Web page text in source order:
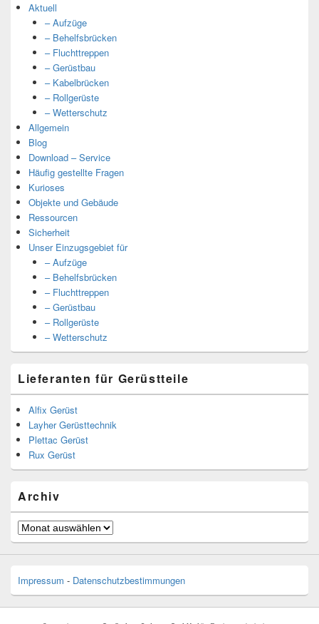
Aktuell
– Aufzüge
– Behelfsbrücken
– Fluchttreppen
– Gerüstbau
– Kabelbrücken
– Rollgerüste
– Wetterschutz
Allgemein
Blog
Download – Service
Häufig gestellte Fragen
Kurioses
Objekte und Gebäude
Ressourcen
Sicherheit
Unser Einzugsgebiet für
– Aufzüge
– Behelfsbrücken
– Fluchttreppen
– Gerüstbau
– Rollgerüste
– Wetterschutz
Lieferanten für Gerüstteile
Alfix Gerüst
Layher Gerüsttechnik
Plettac Gerüst
Rux Gerüst
Archiv
Archiv
Impressum - Datenschutzbestimmungen